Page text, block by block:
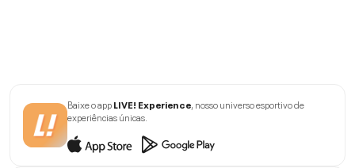
Baixe o appLIVE! Experience , nosso universo esportivo de
experiências únicas.